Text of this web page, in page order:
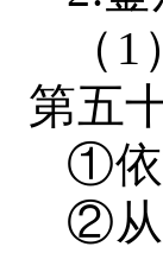
（
第五
①依
②从